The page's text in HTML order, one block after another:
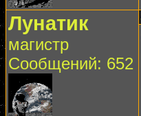
Лунатик
магистр
Сообщений: 652